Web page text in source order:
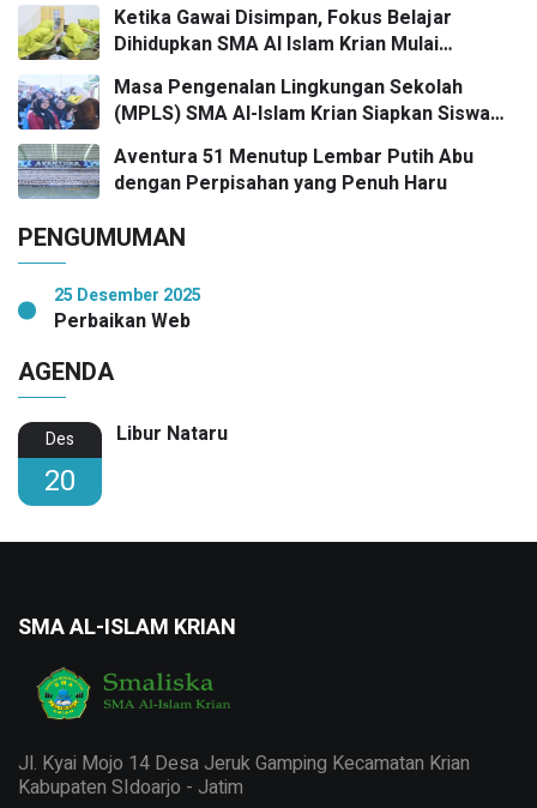
Ketika Gawai Disimpan, Fokus Belajar
Dihidupkan SMA Al Islam Krian Mulai
Pembelajaran
Masa Pengenalan Lingkungan Sekolah
(MPLS) SMA Al-Islam Krian Siapkan Siswa
Aventura 51 Menutup Lembar Putih Abu
dengan Perpisahan yang Penuh Haru
PENGUMUMAN
25 Desember 2025
Perbaikan Web
AGENDA
Des
20
Libur Nataru
SMA AL-ISLAM KRIAN
Jl. Kyai Mojo 14 Desa Jeruk Gamping Kecamatan Krian
Kabupaten SIdoarjo - Jatim